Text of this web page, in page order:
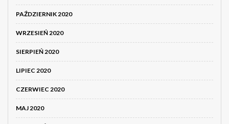
PAŹDZIERNIK 2020
WRZESIEŃ 2020
SIERPIEŃ 2020
LIPIEC 2020
CZERWIEC 2020
MAJ 2020